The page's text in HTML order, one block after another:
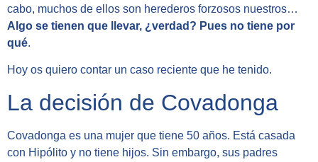
cabo, muchos de ellos son herederos forzosos nuestros…
Algo se tienen que llevar, ¿verdad? Pues no tiene por
qué.
Hoy os quiero contar un caso reciente que he tenido.
La decisión de Covadonga
Covadonga es una mujer que tiene 50 años. Está casada
con Hipólito y no tiene hijos. Sin embargo, sus padres